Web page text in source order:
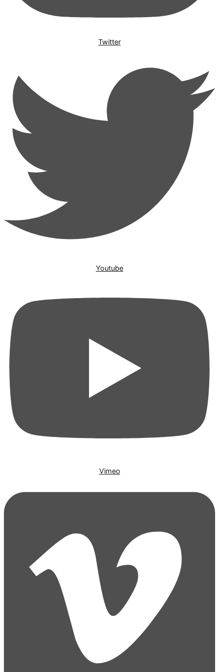
Twitter
Youtube
Vimeo